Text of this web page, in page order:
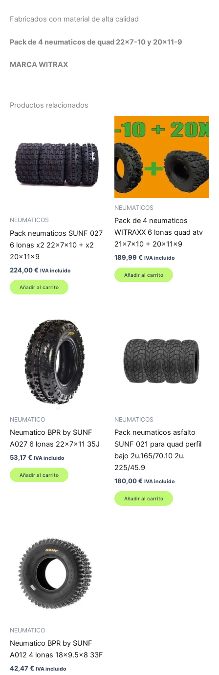
Fabricados con material de alta calidad
Pack de 4 neumaticos de quad 22×7-10 y 20×11-9
MARCA WITRAX
Productos relacionados
NEUMATICOS
Pack neumaticos SUNF 027
6 lonas x2 22x7x10 + x2
20x11x9
224,00€ IVA incluido
Añadir al carrito
NEUMATICOS
Pack de 4 neumaticos
WITRAXX 6 lonas quad atv
21x7x10 + 20x11x9
189,99 € IVA incluido
Añadir al carrito
NEUMATICO
Neumatico BPR by SUNF
A027 6 lonas 22x7x11 35J
53,17€ IVA incluido
Añadir al carrito
NEUMATICOS
Pack neumaticos asfalto
SUNF 021 para quad perfil
bajo 2u.165/70.10 2u.
225/45.9
180,00€ IVA incluido
Añadir al carrito
NEUMATICO
Neumatico BPR by SUNF
A012 4 lonas 18×9.5×8 33F
42,47€ IVA incluido